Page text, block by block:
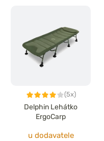
(5x)
Delphin Lehátko
ErgoCarp
u dodavatele